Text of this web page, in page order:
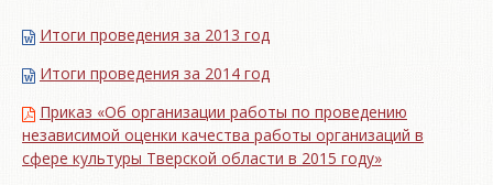
Итоги проведения за 2013 год
Итоги проведения за 2014 год
Приказ «Об организации работы по проведению
независимой оценки качества работы организаций в
сфере культуры Тверской области в 2015 году»